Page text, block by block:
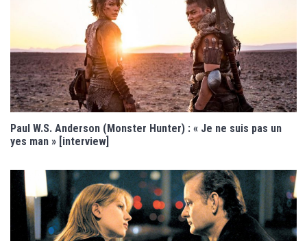
Paul W.S. Anderson (Monster Hunter) : « Je ne suis pas un
yes man » [interview]